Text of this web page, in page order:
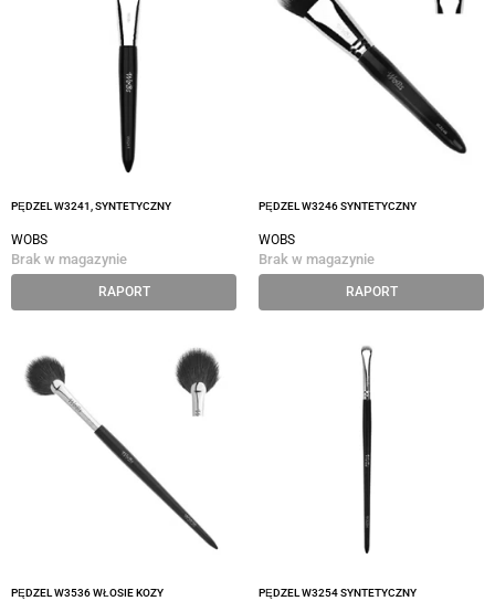
PĘDZEL W3241, SYNTETYCZNY
WOBS
Brak w magazynie
RAPORT
PĘDZEL W3246 SYNTETYCZNY
WOBS
Brak w magazynie
RAPORT
PĘDZEL W3536 WŁOSIE KOZY PĘDZEL W3254 SYNTETYCZNY